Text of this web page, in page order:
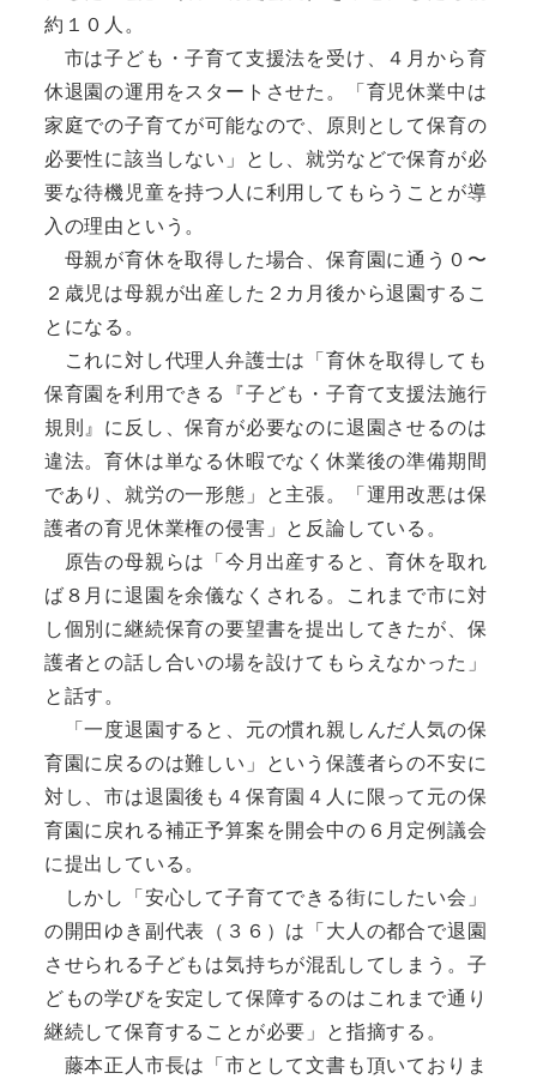
約１０人。
市は子ども・子育て支援法を受け、４月から育
休退園の運用をスタートさせた。「育児休業中は
家庭での子育てが可能なので、原則として保育の
必要性に該当しない」とし、就労などで保育が必
要な待機児童を持つ人に利用してもらうことが導
入の理由という。
母親が育休を取得した場合、保育園に通う０〜
２歳児は母親が出産した２カ月後から退園するこ
とになる。
これに対し代理人弁護士は「育休を取得しても
保育園を利用できる『子ども・子育て支援法施行
規則』に反し、保育が必要なのに退園させるのは
違法。育休は単なる休暇でなく休業後の準備期間
であり、就労の一形態」と主張。「運用改悪は保
護者の育児休業権の侵害」と反論している。
原告の母親らは「今月出産すると、育休を取れ
ば８月に退園を余儀なくされる。これまで市に対
し個別に継続保育の要望書を提出してきたが、保
護者との話し合いの場を設けてもらえなかった」
と話す。
「一度退園すると、元の慣れ親しんだ人気の保
育園に戻るのは難しい」という保護者らの不安に
対し、市は退園後も４保育園４人に限って元の保
育園に戻れる補正予算案を開会中の６月定例議会
に提出している。
しかし「安心して子育てできる街にしたい会」
の開田ゆき副代表（３６）は「大人の都合で退園
させられる子どもは気持ちが混乱してしまう。子
どもの学びを安定して保障するのはこれまで通り
継続して保育することが必要」と指摘する。
藤本正人市長は「市として文書も頂いておりま